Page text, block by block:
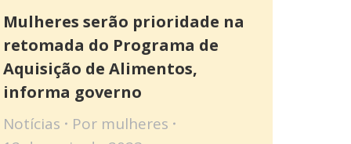
Mulheres serão prioridade na
retomada do Programa de
Aquisição de Alimentos,
informa governo
Notícias Por mulheres